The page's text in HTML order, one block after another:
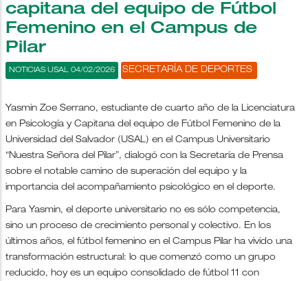
capitana del equipo de Fútbol
Femenino en el Campus de
Pilar
SECRETARÍA DE DEPORTES
NOTICIAS USAL 04/02/2026
Yasmin Zoe Serrano, estudiante de cuarto año de la Licenciatura
en Psicología y Capitana del equipo de Fútbol Femenino de la
Universidad del Salvador (USAL) en el Campus Universitario
“Nuestra Señora del Pilar”, dialogó con la Secretaría de Prensa
sobre el notable camino de superación del equipo y la
importancia del acompañamiento psicológico en el deporte.
Para Yasmin, el deporte universitario no es sólo competencia,
sino un proceso de crecimiento personal y colectivo. En los
últimos años, el fútbol femenino en el Campus Pilar ha vivido una
transformación estructural: lo que comenzó como un grupo
reducido, hoy es un equipo consolidado de fútbol 11 con